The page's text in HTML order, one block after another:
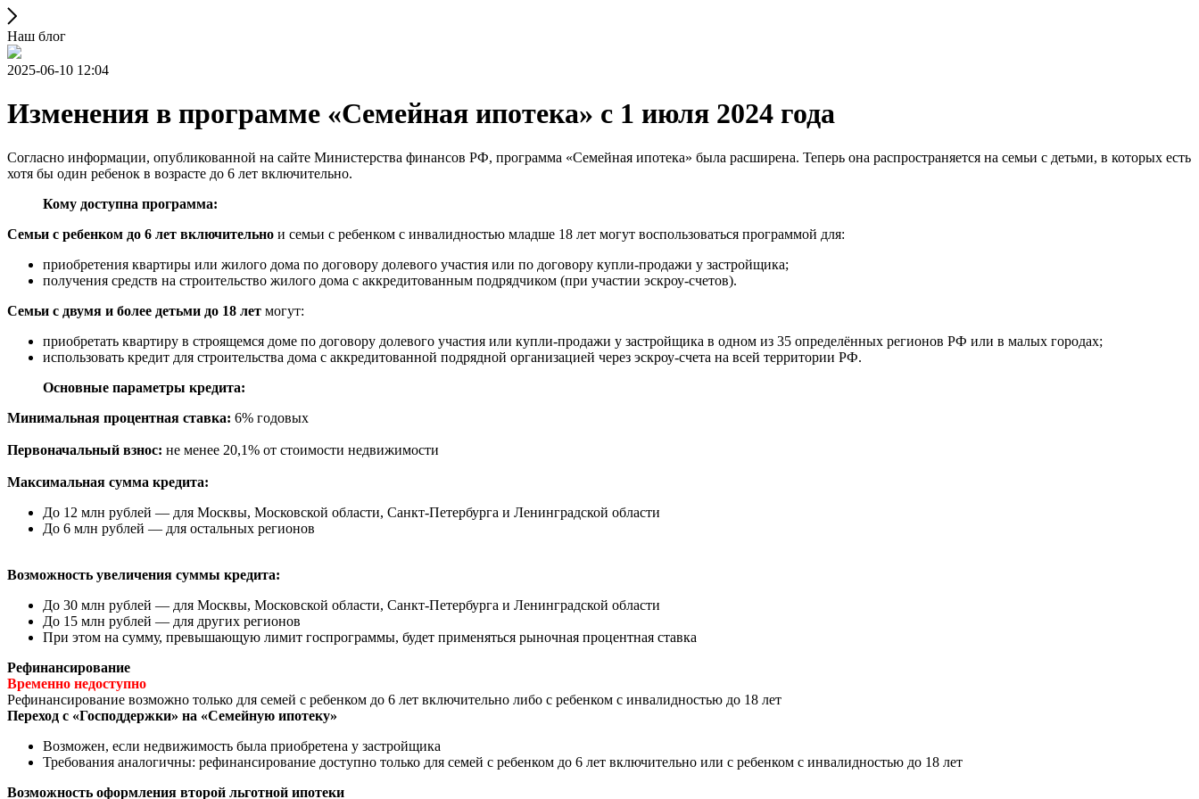
Наш блог
2025-06-10 12:04
Изменения в программе «Семейная ипотека» с 1 июля 2024 года
Согласно информации, опубликованной на сайте Министерства финансов РФ, программа «Семейная ипотека» была расширена. Теперь она распространяется на семьи с детьми, в которых есть
хотя бы один ребенок в возрасте до 6 лет включительно.
Кому доступна программа:
Семьи с ребенком до 6 лет включительно и семьи с ребенком с инвалидностью младше 18 лет могут воспользоваться программой для:
приобретения квартиры или жилого дома по договору долевого участия или по договору купли-продажи у застройщика;
получения средств на строительство жилого дома с аккредитованным подрядчиком (при участии эскроу-счетов).
Семьи с двумя и более детьми до 18 лет могут:
приобретать квартиру в строящемся доме по договору долевого участия или купли-продажи у застройщика в одном из 35 определённых регионов РФ или в малых городах;
использовать кредит для строительства дома с аккредитованной подрядной организацией через эскроу-счета на всей территории РФ.
Основные параметры кредита:
Минимальная процентная ставка: 6% годовых
Первоначальный взнос: не менее 20,1% от стоимости недвижимости
Максимальная сумма кредита:
До 12 млн рублей — для Москвы, Московской области, Санкт-Петербурга и Ленинградской области
До 6 млн рублей — для остальных регионов
Возможность увеличения суммы кредита:
До 30 млн рублей — для Москвы, Московской области, Санкт-Петербурга и Ленинградской области
До 15 млн рублей — для других регионов
При этом на сумму, превышающую лимит госпрограммы, будет применяться рыночная процентная ставка
Рефинансирование
Временно недоступно
Рефинансирование возможно только для семей с ребенком до 6 лет включительно либо с ребенком с инвалидностью до 18 лет
Переход с «Господдержки» на «Семейную ипотеку»
Возможен, если недвижимость была приобретена у застройщика
Требования аналогичны: рефинансирование доступно только для семей с ребенком до 6 лет включительно или с ребенком с инвалидностью до 18 лет
Возможность оформления второй льготной ипотеки